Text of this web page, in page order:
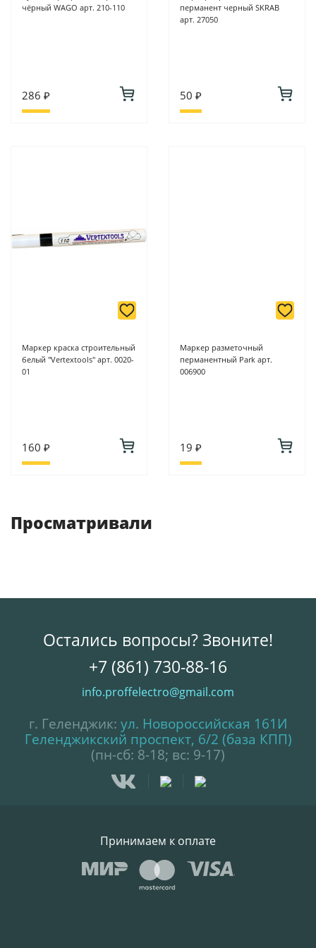
чёрный WAGO арт. 210-110
286 ₽
перманент черный SKRAB
арт. 27050
50 ₽
Маркер краска строительный
белый "Vertextools" арт. 0020-
01
160 ₽
Маркер разметочный
перманентный Park арт.
006900
19 ₽
Просматривали
Остались вопросы? Звоните!
+7 (861) 730-88-16
info.proffelectro@gmail.com
г. Геленджик: ул. Новороссийская 161И
Геленджикский проспект, 6/2 (база КПП)
(пн-сб: 8-18; вс: 9-17)
Принимаем к оплате